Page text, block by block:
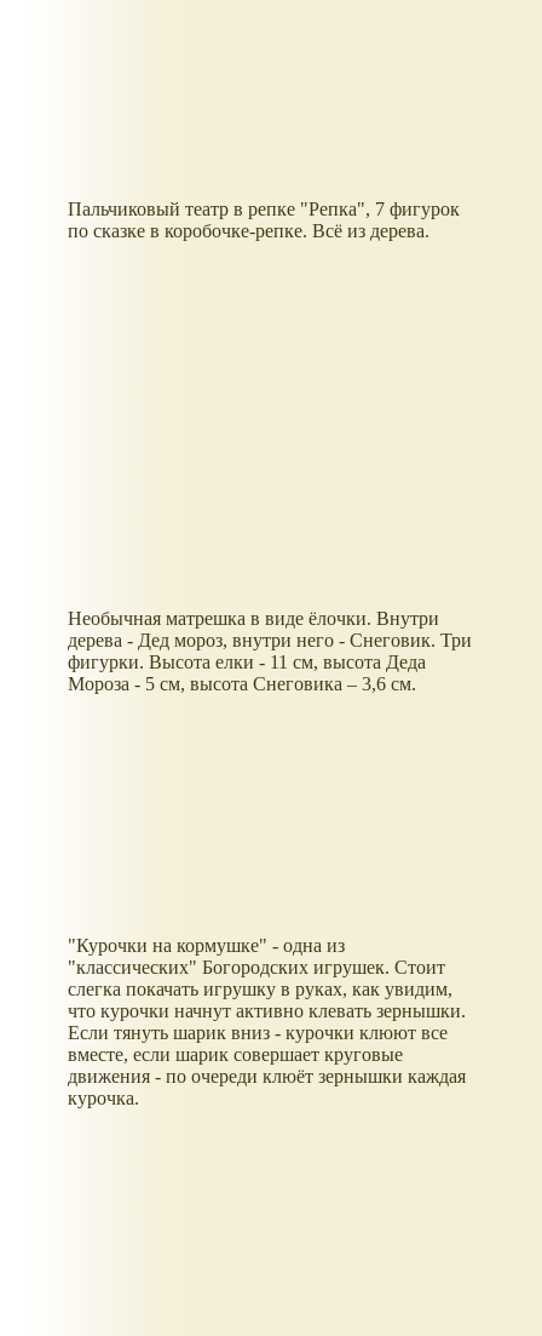
Пальчиковый театр в репке "Репка", 7 фигурок
по сказке в коробочке-репке. Всё из дерева.
Необычная матрешка в виде ёлочки. Внутри
дерева - Дед мороз, внутри него - Снеговик. Три
фигурки. Высота елки - 11 см, высота Деда
Мороза - 5 см, высота Снеговика – 3,6 см.
"Курочки на кормушке" - одна из
"классических" Богородских игрушек. Стоит
слегка покачать игрушку в руках, как увидим,
что курочки начнут активно клевать зернышки.
Если тянуть шарик вниз - курочки клюют все
вместе, если шарик совершает круговые
движения - по очереди клюёт зернышки каждая
курочка.